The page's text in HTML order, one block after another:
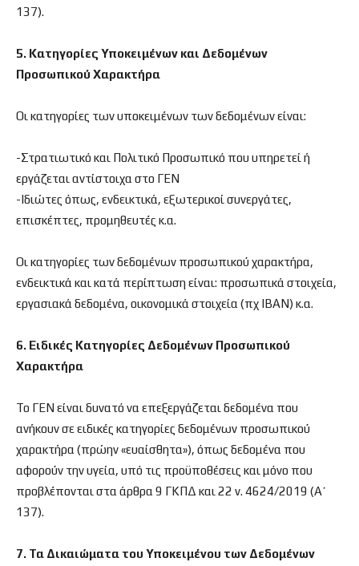
137).
5. Κατηγορίες Υποκειμένων και Δεδομένων
Προσωπικού Χαρακτήρα
Οι κατηγορίες των υποκειμένων των δεδομένων είναι:
-Στρατιωτικό και Πολιτικό Προσωπικό που υπηρετεί ή
εργάζεται αντίστοιχα στο ΓΕΝ
-Ιδιώτες όπως, ενδεικτικά, εξωτερικοί συνεργάτες,
επισκέπτες, προμηθευτές κ.α.
Οι κατηγορίες των δεδομένων προσωπικού χαρακτήρα,
ενδεικτικά και κατά περίπτωση είναι: προσωπικά στοιχεία,
εργασιακά δεδομένα, οικονομικά στοιχεία (πχ ΙΒΑΝ) κ.α.
6. Ειδικές Κατηγορίες Δεδομένων Προσωπικού
Χαρακτήρα
Το ΓΕΝ είναι δυνατό να επεξεργάζεται δεδομένα που
ανήκουν σε ειδικές κατηγορίες δεδομένων προσωπικού
χαρακτήρα (πρώην «ευαίσθητα»), όπως δεδομένα που
αφορούν την υγεία, υπό τις προϋποθέσεις και μόνο που
προβλέπονται στα άρθρα 9 ΓΚΠΔ και 22 ν. 4624/2019 (Α΄
137).
7. Τα Δικαιώματα του Υποκειμένου των Δεδομένων